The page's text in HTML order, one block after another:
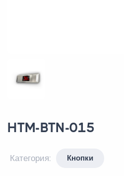
HTM-BTN-015
Категория: Кнопки